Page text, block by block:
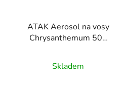
ATAK Aerosol na vosy
Chrysanthemum 500
Skladem